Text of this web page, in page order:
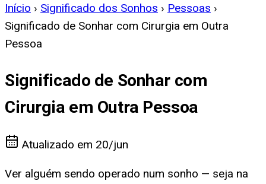
Início › Significado dos Sonhos › Pessoas ›
Significado de Sonhar com Cirurgia em Outra
Pessoa
Significado de Sonhar com
Cirurgia em Outra Pessoa
Atualizado em 20/jun
Ver alguém sendo operado num sonho — seja na